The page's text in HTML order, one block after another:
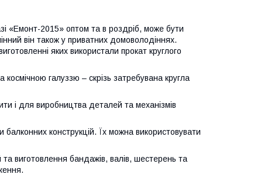
«Емонт-2015» оптом та в роздріб, може бути
він також у приватних домоволодіннях.
яких використали прокат круглого
галуззю – скрізь затребувана кругла
і для виробництва деталей та механізмів
балконних конструкцій. Їх можна використовувати
виготовлення бандажів, валів, шестерень та